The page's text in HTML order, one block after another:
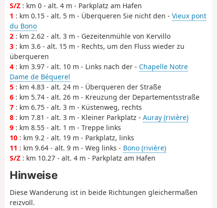
S/Z : km 0 - alt. 4 m - Parkplatz am Hafen
1 : km 0.15 - alt. 5 m - Überqueren Sie nicht den - Vieux pont
du Bono
2 : km 2.62 - alt. 3 m - Gezeitenmühle von Kervillo
3 : km 3.6 - alt. 15 m - Rechts, um den Fluss wieder zu
überqueren
4 : km 3.97 - alt. 10 m - Links nach der - Chapelle Notre
Dame de Béquerel
5 : km 4.83 - alt. 24 m - Überqueren der Straße
6 : km 5.74 - alt. 26 m - Kreuzung der Departementsstraße
7 : km 6.75 - alt. 3 m - Küstenweg, rechts
8 : km 7.81 - alt. 3 m - Kleiner Parkplatz - Auray (rivière)
9 : km 8.55 - alt. 1 m - Treppe links
10 : km 9.2 - alt. 19 m - Parkplatz, links
11 : km 9.64 - alt. 9 m - Weg links - Bono (rivière)
S/Z : km 10.27 - alt. 4 m - Parkplatz am Hafen
Hinweise
Diese Wanderung ist in beide Richtungen gleichermaßen
reizvoll.